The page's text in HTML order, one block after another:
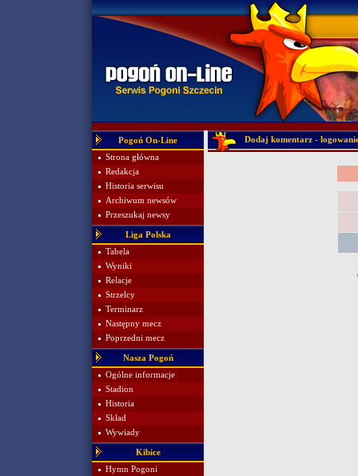
Pogoń On-Line
Strona główna
Redakcja
Historia serwisu
Archiwum newsów
Przeszukaj newsy
Liga Polska
Tabela
Wyniki
Relacje
Strzelcy
Terminarz
Następny mecz
Poprzedni mecz
Nasza Pogoń
Ogólne informacje
Stadion
Historia
Skład
Wywiady
Kibice
Hymn Pogoni
Dodaj komentarz -